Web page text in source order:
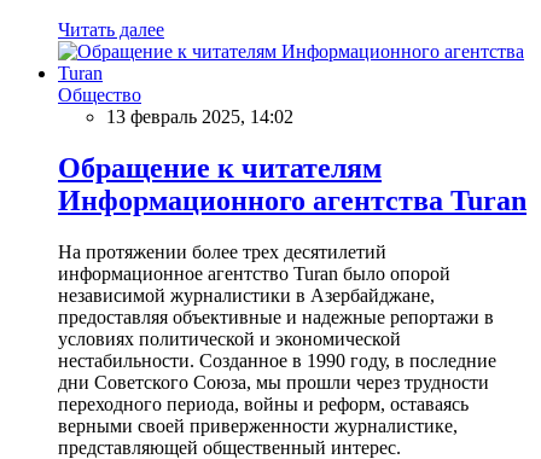
Читать далее
Общество
13 февраль 2025, 14:02
Обращение к читателям
Информационного агентства Turan
На протяжении более трех десятилетий
информационное агентство Turan было опорой
независимой журналистики в Азербайджане,
предоставляя объективные и надежные репортажи в
условиях политической и экономической
нестабильности. Созданное в 1990 году, в последние
дни Советского Союза, мы прошли через трудности
переходного периода, войны и реформ, оставаясь
верными своей приверженности журналистике,
представляющей общественный интерес.